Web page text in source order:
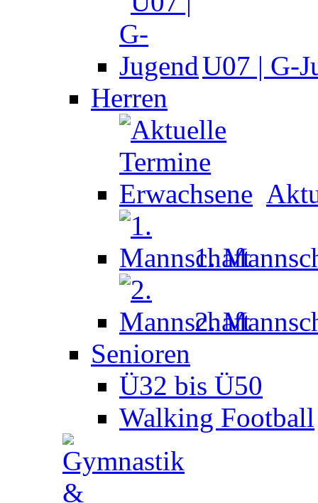
U07 | G-
Herren
1.
2.
Senioren
Ü32 bis Ü50
Walking Football